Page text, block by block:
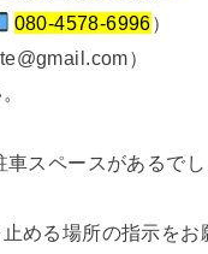
080-4578-6996）
）
車スペースがあるで
める場所の指示をお